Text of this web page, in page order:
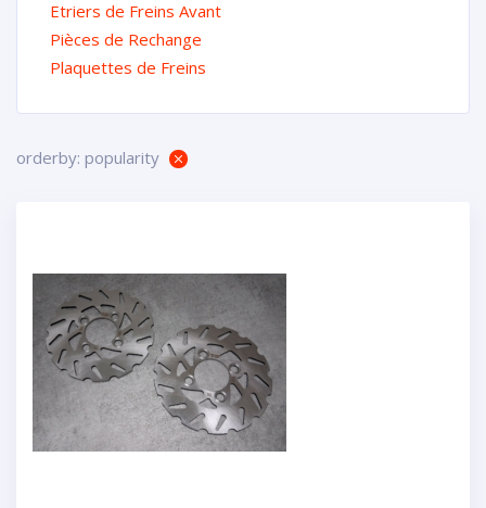
Etriers de Freins Avant
Pièces de Rechange
Plaquettes de Freins
orderby: popularity